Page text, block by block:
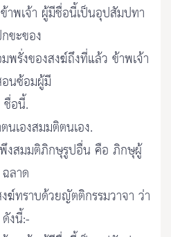
าพเจ้า ผู้มีชื่อนี้เป็นอุปสัมปทา
ขะของ
รั่งของสงฆ์ถึงที่แล้ว ข้าพเจ้า
นซ้อมผู้มี
ชื่อนี้.
นเองสมมติตนเอง.
งสมมติภิกษุรูปอื่น คือ ภิกษุผู้
ฉลาด
ฆ์ทราบด้วยญัตติกรรมวาจา ว่า
ดังนี้:-